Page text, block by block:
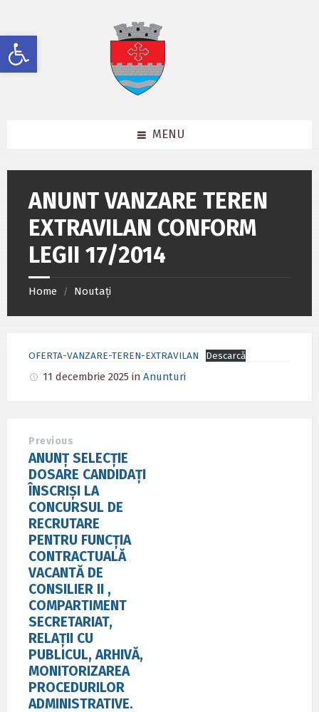
Deschide bara de unelte
content
left
sidebar
footer
MENU
ANUNT VANZARE TEREN
EXTRAVILAN CONFORM
LEGII 17/2014
Home / Noutați
OFERTA-VANZARE-TEREN-EXTRAVILAN Descarcă
11 decembrie 2025 in Anunturi
Previous
ANUNȚ SELECȚIE
DOSARE CANDIDAȚI
ÎNSCRIȘI LA
CONCURSUL DE
RECRUTARE
PENTRU FUNCȚIA
CONTRACTUALĂ
VACANTĂ DE
CONSILIER II ,
COMPARTIMENT
SECRETARIAT,
RELAȚII CU
PUBLICUL, ARHIVĂ,
MONITORIZAREA
PROCEDURILOR
ADMINISTRATIVE.